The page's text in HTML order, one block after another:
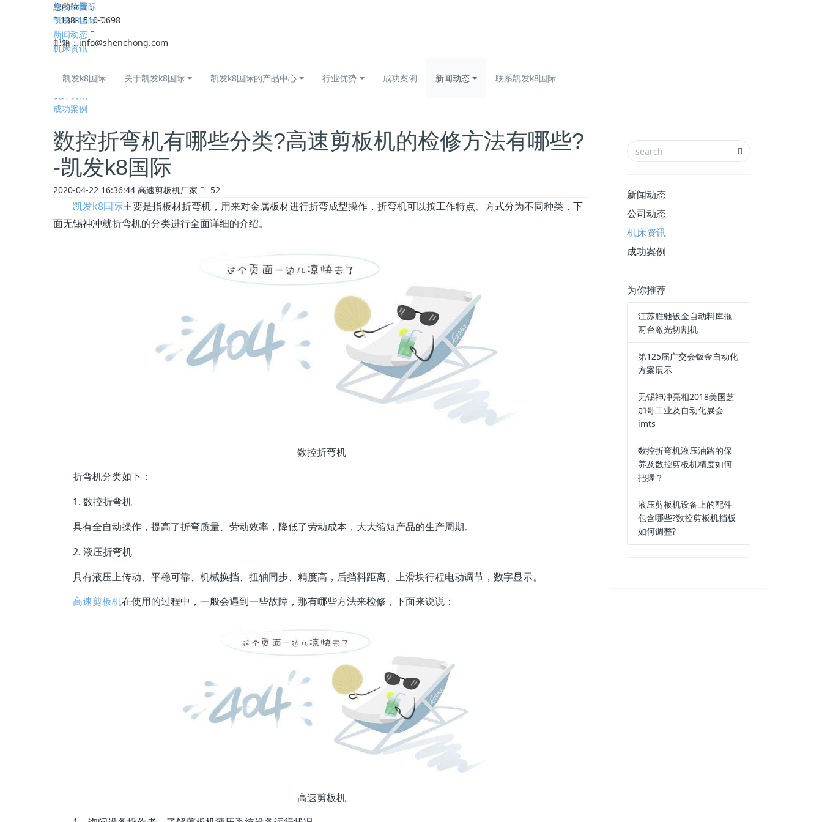
凯发k8国际
138-1510-0698
邮箱：info@shenchong.com
凯发k8国际 关于凯发k8国际 凯发k8国际的产品中心 行业优势 成功案例 新闻动态 联系凯发k8国际
您的位置：
凯发k8国际
新闻动态
机床资讯
公司动态
成功案例
数控折弯机有哪些分类?高速剪板机的检修方法有哪些?
-凯发k8国际
2020-04-22 16:36:44 高速剪板机厂家 52
凯发k8国际主要是指板材折弯机，用来对金属板材进行折弯成型操作，折弯机可以按工作特点、方式分为不同种类，下
面无锡神冲就折弯机的分类进行全面详细的介绍。
数控折弯机
折弯机分类如下：
1. 数控折弯机
具有全自动操作，提高了折弯质量、劳动效率，降低了劳动成本，大大缩短产品的生产周期。
2. 液压折弯机
具有液压上传动、平稳可靠、机械换挡、扭轴同步、精度高，后挡料距离、上滑块行程电动调节，数字显示。
高速剪板机在使用的过程中，一般会遇到一些故障，那有哪些方法来检修，下面来说说：
高速剪板机
新闻动态
公司动态
机床资讯
成功案例
为你推荐
江苏胜驰钣金自动料库拖
两台激光切割机
第125届广交会钣金自动化
方案展示
无锡神冲亮相2018美国芝
加哥工业及自动化展会
imts
数控折弯机液压油路的保
养及数控剪板机精度如何
把握？
液压剪板机设备上的配件
包含哪些?数控剪板机挡板
如何调整?